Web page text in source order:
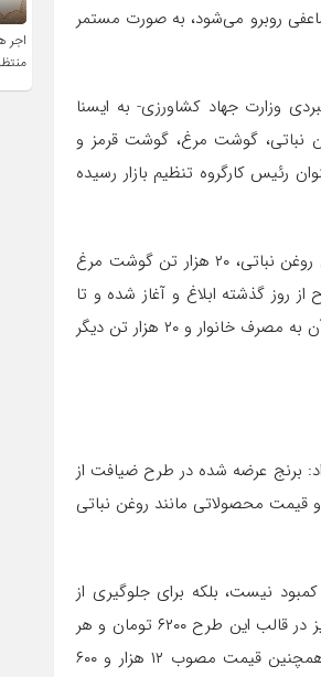
روبرو می‌شود، به صورت مستمر
وزارت جهاد کشاورزی- به ایسنا
نباتی، گوشت مرغ، گوشت قرمز و
رئیس کارگروه تنظیم بازار رسیده
وی افزود: بر اساس مصوبات موجود در این طرح ۳۰ هزار تن برنج، ۴۰ هزار تن شکر، ۲۰ هزار تن روغن نباتی، ۲۰ هزار تن گوشت مرغ
که این طرح از روز گذشته ابلاغ و آغاز شده و تا
پایان ماه رمضان ادامه دارد. البته برای مصرف شکر به گونه‌ای برنامه‌ریزی شده که ۲۰ هزار تن از آن به مصرف خانوار و ۲۰ هزار تن دیگر
داد: برنج عرضه شده در طرح ضیافت از
و برنج هندی ۵۶۰۰ تومانی متفاوت است و قیمت محصولاتی مانند روغن نباتی
نیست، بلکه برای جلوگیری از
حباب قیمتی و جدید و کاذب در بازار این ماه است، اعلام کرد: هر کیلوگرم گوشت مرغ منجمد نیز در قالب این طرح ۶۲۰۰ تومان و هر
کیلوگرم گوشت قرمز منجمد وارداتی نیز ۲۳ هزار تومان در استان‌های مختلف عرضه می‌شود. همچنین قیمت مصوب ۱۲ هزار و ۶۰۰
اجر